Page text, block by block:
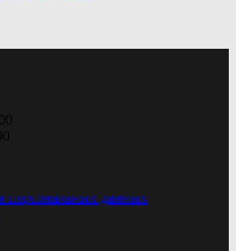
персональных данных